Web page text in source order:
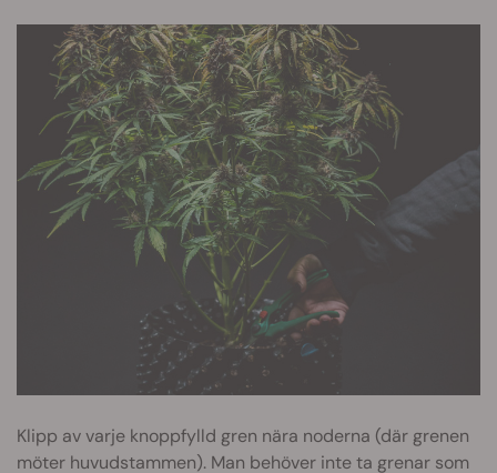
Klipp av varje knoppfylld gren nära noderna (där grenen
möter huvudstammen). Man behöver inte ta grenar som